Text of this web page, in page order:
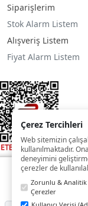
Web sitemizde
çerezler
Siparişlerim
Stok Alarm Listem
Alışveriş Listem
Fiyat Alarm Listem
Çerez Tercihleri
Web sitemizin
kullanılmaktadır.
deneyimini
çerezler de
Zorunlu & Analitik
Çerezler